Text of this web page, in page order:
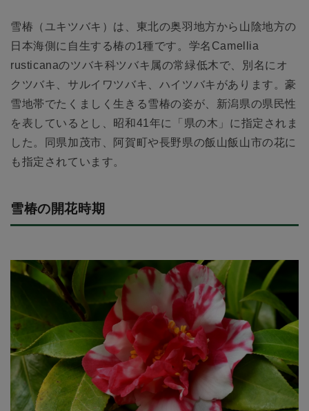
雪椿（ユキツバキ）は、東北の奥羽地方から山陰地方の
日本海側に自生する椿の1種です。学名Camellia
rusticanaのツバキ科ツバキ属の常緑低木で、別名にオ
クツバキ、サルイワツバキ、ハイツバキがあります。豪
雪地帯でたくましく生きる雪椿の姿が、新潟県の県民性
を表しているとし、昭和41年に「県の木」に指定されま
した。同県加茂市、阿賀町や長野県の飯山飯山市の花に
も指定されています。
雪椿の開花時期